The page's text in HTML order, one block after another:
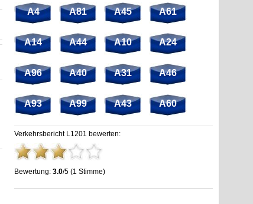
A4 A81 A45 A61
A14 A44 A10 A24
A96 A40 A31 A46
A93 A99 A43 A60
Verkehrsbericht L1201 bewerten:
Bewertung: 3.0/5 (1 Stimme)
Stau L1201: Unfälle, Sperrung & Baustellen | Staumelder